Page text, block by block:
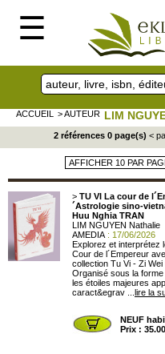
☰
ACCUEIL > AUTEUR LIM
2 références 0 page(s) <
> TU VI La cour de
´Astrologie sino-
Huu Nghia TRAN
LIM NGUYEN Nathalie
AMEDIA : 17/06/2026
Explorez et interprétez
Cour de l´Empereur
collection Tu Vi - Zi Wei
Organisé sous la
les étoiles majeures
caract&egrav ... lire la
NEUF
Prix :